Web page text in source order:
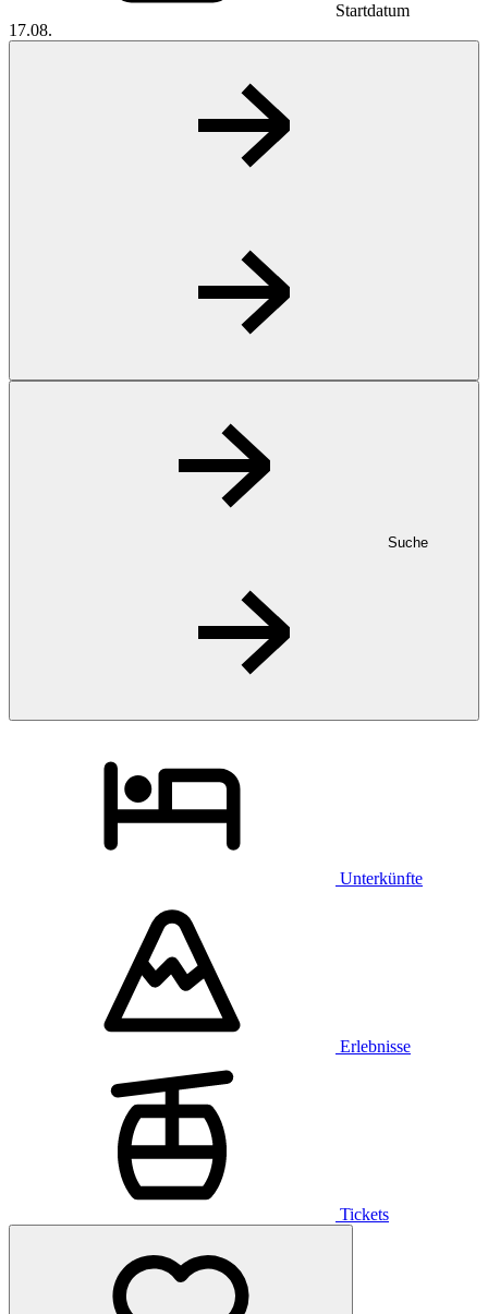
Startdatum
17.08.
Suche
Unterkünfte
Erlebnisse
Tickets